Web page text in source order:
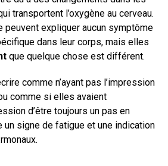
transportent l’oxygène au cerveau.
peuvent expliquer aucun symptôme
dans leur corps, mais elles
que quelque chose est différent.
comme n’ayant pas l’impression
comme si elles avaient
d’être toujours un pas en
un signe de fatigue et une indication